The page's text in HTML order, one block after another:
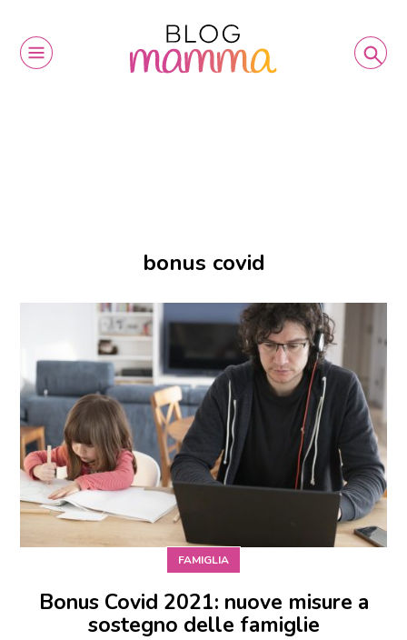
bonus covid
FAMIGLIA
Bonus Covid 2021: nuove misure a
sostegno delle famiglie